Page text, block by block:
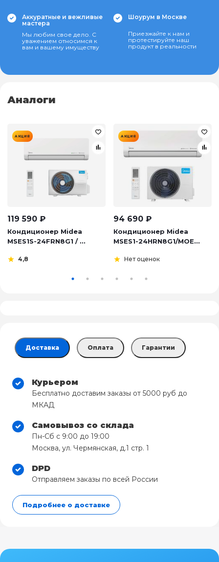
Аккуратные и вежливые
мастера
Мы любим свое дело. С
уважением относимся к
вам и вашему имуществу
Шоурум в Москве
Приезжайте к нам и
протестируйте наш
продукт в реальности
Аналоги
АКЦИЯ
119 590 ₽
Кондиционер Midea
MSES1S-24FRN8G1 / ...
4,8
АКЦИЯ
94 690 ₽
Кондиционер Midea
MSES1-24HRN8G1/MOE...
Нет оценок
Доставка Оплата Гарантии
Курьером
Бесплатно доставим заказы от 5000 руб до
МКАД
Самовывоз со склада
Пн-Сб с 9:00 до 19:00
Москва, ул. Чермянская, д.1 стр. 1
DPD
Отправляем заказы по всей России
Подробнее о доставке